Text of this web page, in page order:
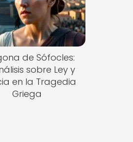
de Sófocles:
sobre Ley y
en la Tragedia
Griega